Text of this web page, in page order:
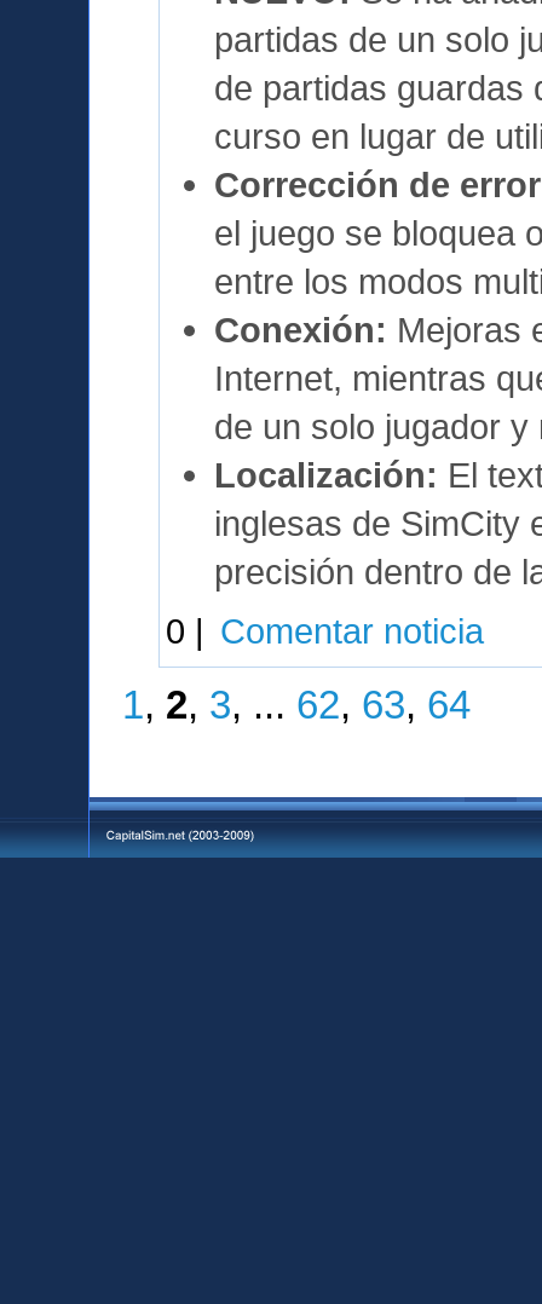
partidas de un solo
de partidas guardas
curso en lugar de
Corrección de
el juego se bloquea
entre los modos
Conexión: Mejoras
Internet, mientras
de un solo jugador y
Localización: El
inglesas de SimCity
precisión dentro de
0 | Comentar noticia
1, 2, 3, ... 62, 63, 64